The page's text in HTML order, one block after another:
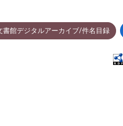
書館デジタルアーカイブ/件名目録